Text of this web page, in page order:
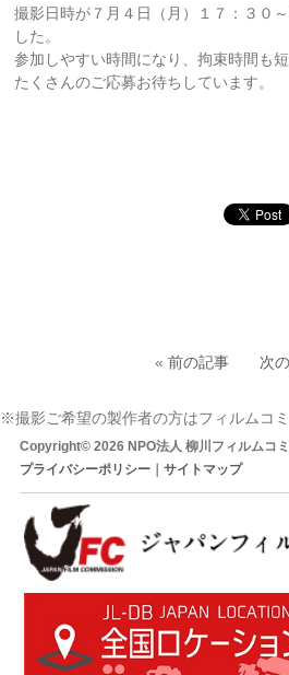
撮影日時が７月４日（月）１７：３０
した。
参加しやすい時間になり、拘束時間も
たくさんのご応募お待ちしています。
« 前の記事 次
※撮影ご希望の製作者の方はフィルムコ
Copyright© 2026 NPO法人 柳川フィルムコ
プライバシーポリシー｜ サイトマップ